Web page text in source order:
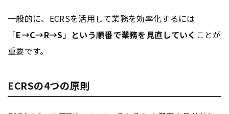
一般的に、ECRSを活用して業務を効率化するには
「E→C→R→S」 という順番で業務を見直していく ことが
重要です。
ECRSの4つの原則